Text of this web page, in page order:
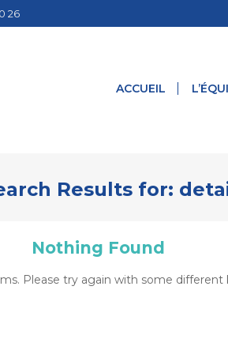
26
ACCUEIL
Results for:
Nothing Found
Please try again with some different